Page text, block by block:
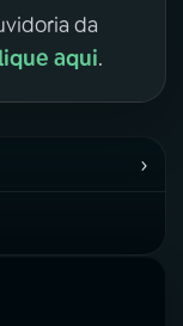
da
aqui.
›